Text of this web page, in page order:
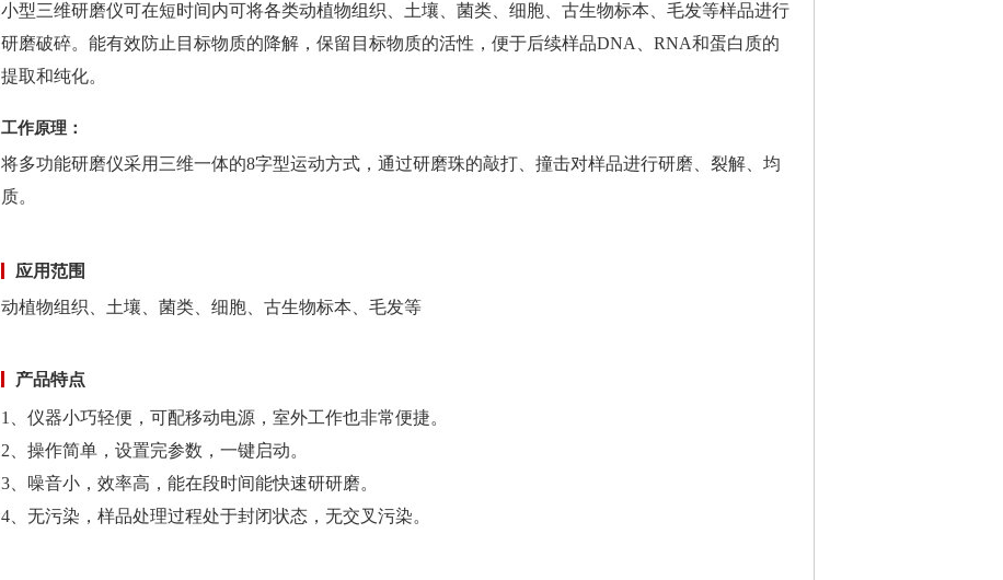
小型三维研磨仪可在短时间内可将各类动植物组织、土壤、菌类、细胞、古生物标本、毛发等样品进行
研磨破碎。能有效防止目标物质的降解，保留目标物质的活性，便于后续样品DNA、RNA和蛋白质的
提取和纯化。
工作原理：
将多功能研磨仪采用三维一体的8字型运动方式，通过研磨珠的敲打、撞击对样品进行研磨、裂解、均
质。
应用范围
动植物组织、土壤、菌类、细胞、古生物标本、毛发等
产品特点
1、仪器小巧轻便，可配移动电源，室外工作也非常便捷。
2、操作简单，设置完参数，一键启动。
3、噪音小，效率高，能在段时间能快速研研磨。
4、无污染，样品处理过程处于封闭状态，无交叉污染。